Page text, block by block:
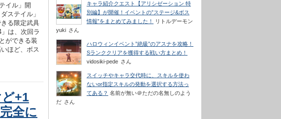
イル」開
ステイル」
る限定武具
は、次回ラ
ができる装
ほど、ボス
+1
全に
キャラ紹介クエスト【アリシゼーション 特
別編】が開催！イベントの”ステージ&ボス
情報”をまとめてみました！
リトルデーモン
yuki さん
ハロウィンイベント”絶級”のアスナを攻略！
Sランククリアを獲得する戦い方まとめ！
vidosiki-pede さん
スイッチやキャラ交代時に、スキルを使わ
ないor指定スキルの発動を選択する方法っ
てある？ 名前が無い＠ただの名無しのよう
だ さん